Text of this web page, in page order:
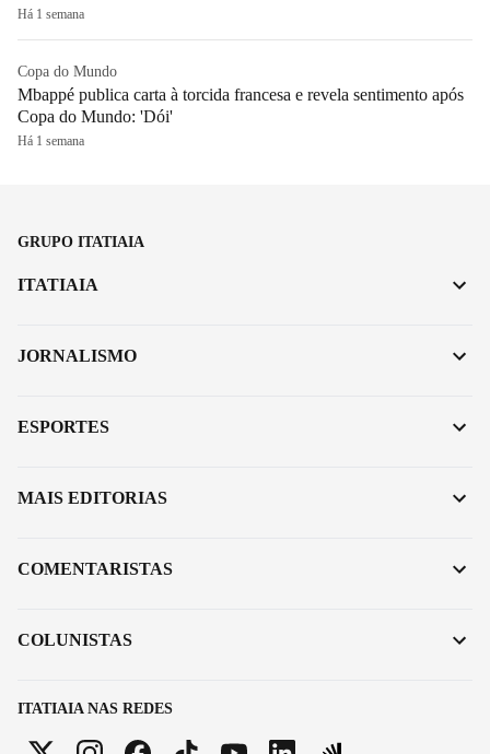
Há 1 semana
Copa do Mundo
Mbappé publica carta à torcida francesa e revela sentimento após
Copa do Mundo: 'Dói'
Há 1 semana
GRUPO ITATIAIA
ITATIAIA NAS REDES
ITATIAIA
JORNALISMO
ESPORTES
MAIS EDITORIAS
COMENTARISTAS
COLUNISTAS